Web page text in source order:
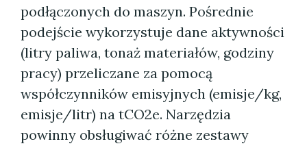
podłączonych do maszyn. Pośrednie
podejście wykorzystuje dane aktywności
(litry paliwa, tonaż materiałów, godziny
pracy) przeliczane za pomocą
współczynników emisyjnych (emisje/kg,
emisje/litr) na tCO2e. Narzędzia
powinny obsługiwać różne zestawy